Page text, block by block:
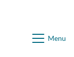
Menu